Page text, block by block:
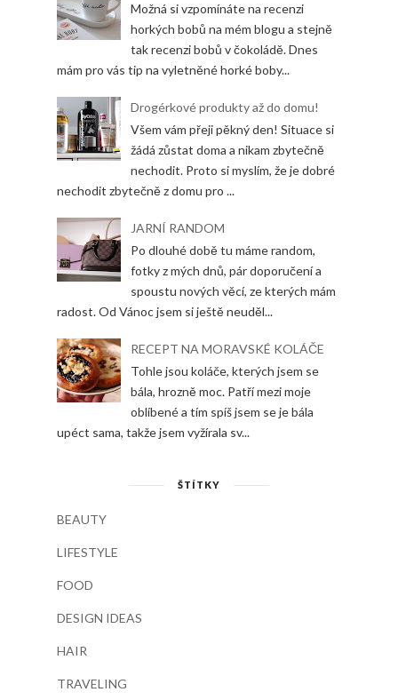
Možná si vzpomínáte na recenzi
horkých bobů na mém blogu a stejně
tak recenzi bobů v čokoládě. Dnes
mám pro vás tip na vyletněné horké boby...
Drogérkové produkty až do domu!
Všem vám přeji pěkný den! Situace si
žádá zůstat doma a nikam zbytečně
nechodit. Proto si myslím, že je dobré
nechodit zbytečně z domu pro ...
JARNÍ RANDOM
Po dlouhé době tu máme random,
fotky z mých dnů, pár doporučení a
spoustu nových věcí, ze kterých mám
radost. Od Vánoc jsem si ještě neuděl...
RECEPT NA MORAVSKÉ KOLÁČE
Tohle jsou koláče, kterých jsem se
bála, hrozně moc. Patří mezi moje
oblíbené a tím spíš jsem se je bála
upéct sama, takže jsem vyžírala sv...
ŠTÍTKY
BEAUTY
LIFESTYLE
FOOD
DESIGN IDEAS
HAIR
TRAVELING